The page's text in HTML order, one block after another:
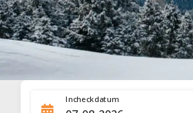
Incheckdatum